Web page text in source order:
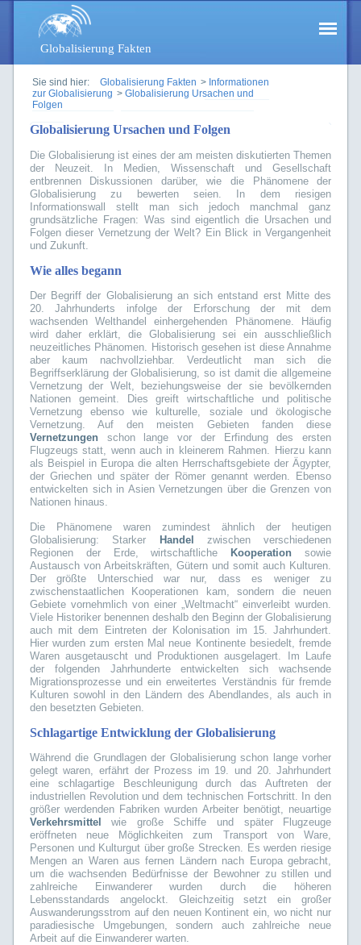
Globalisierung Fakten
Sie sind hier: Globalisierung Fakten > Informationen
zur Globalisierung > Globalisierung Ursachen und
Folgen
Globalisierung Ursachen und Folgen
Die Globalisierung ist eines der am meisten diskutierten Themen
der Neuzeit. In Medien, Wissenschaft und Gesellschaft
entbrennen Diskussionen darüber, wie die Phänomene der
Globalisierung zu bewerten seien. In dem riesigen
Informationswall stellt man sich jedoch manchmal ganz
grundsätzliche Fragen: Was sind eigentlich die Ursachen und
Folgen dieser Vernetzung der Welt? Ein Blick in Vergangenheit
und Zukunft.
Wie alles begann
Der Begriff der Globalisierung an sich entstand erst Mitte des
20. Jahrhunderts infolge der Erforschung der mit dem
wachsenden Welthandel einhergehenden Phänomene. Häufig
wird daher erklärt, die Globalisierung sei ein ausschließlich
neuzeitliches Phänomen. Historisch gesehen ist diese Annahme
aber kaum nachvollziehbar. Verdeutlicht man sich die
Begriffserklärung der Globalisierung, so ist damit die allgemeine
Vernetzung der Welt, beziehungsweise der sie bevölkernden
Nationen gemeint. Dies greift wirtschaftliche und politische
Vernetzung ebenso wie kulturelle, soziale und ökologische
Vernetzung. Auf den meisten Gebieten fanden diese
Vernetzungenschon lange vor der Erfindung des ersten
Flugzeugs statt, wenn auch in kleinerem Rahmen. Hierzu kann
als Beispiel in Europa die alten Herrschaftsgebiete der Ägypter,
der Griechen und später der Römer genannt werden. Ebenso
entwickelten sich in Asien Vernetzungen über die Grenzen von
Nationen hinaus.
Die Phänomene waren zumindest ähnlich der heutigen
Globalisierung: Starker
Handel
zwischen verschiedenen
Regionen der Erde, wirtschaftliche
Kooperation sowie
Austausch von Arbeitskräften, Gütern und somit auch Kulturen.
Der größte Unterschied war nur, dass es weniger zu
zwischenstaatlichen Kooperationen kam, sondern die neuen
Gebiete vornehmlich von einer „Weltmacht“ einverleibt wurden.
Viele Historiker benennen deshalb den Beginn der Globalisierung
auch mit dem Eintreten der Kolonisation im 15. Jahrhundert.
Hier wurden zum ersten Mal neue Kontinente besiedelt, fremde
Waren ausgetauscht und Produktionen ausgelagert. Im Laufe
der folgenden Jahrhunderte entwickelten sich wachsende
Migrationsprozesse und ein erweitertes Verständnis für fremde
Kulturen sowohl in den Ländern des Abendlandes, als auch in
den besetzten Gebieten.
Schlagartige Entwicklung der Globalisierung
Während die Grundlagen der Globalisierung schon lange vorher
gelegt waren, erfährt der Prozess im 19. und 20. Jahrhundert
eine schlagartige Beschleunigung durch das Auftreten der
industriellen Revolution und dem technischen Fortschritt. In den
größer werdenden Fabriken wurden Arbeiter benötigt, neuartige
Verkehrsmittel
wie große Schiffe und später Flugzeuge
eröffneten neue Möglichkeiten zum Transport von Ware,
Personen und Kulturgut über große Strecken. Es werden riesige
Mengen an Waren aus fernen Ländern nach Europa gebracht,
um die wachsenden Bedürfnisse der Bewohner zu stillen und
zahlreiche Einwanderer wurden durch die höheren
Lebensstandards angelockt. Gleichzeitig setzt ein großer
Auswanderungsstrom auf den neuen Kontinent ein, wo nicht nur
paradiesische Umgebungen, sondern auch zahlreiche neue
Arbeit auf die Einwanderer warten.